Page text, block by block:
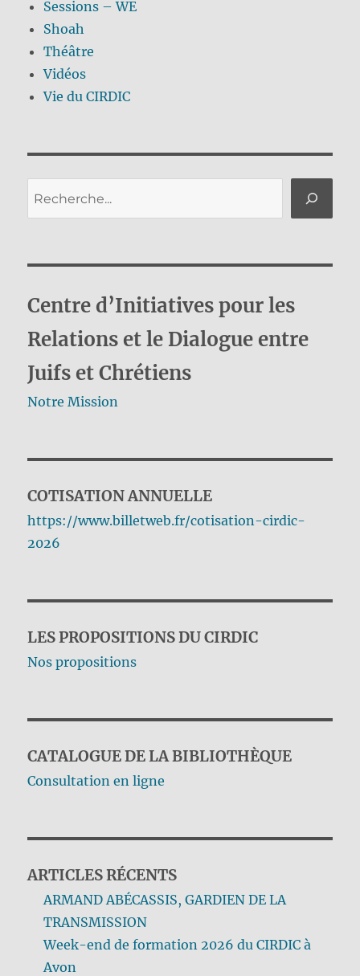
Sessions – WE
Shoah
Théâtre
Vidéos
Vie du CIRDIC
Centre d’Initiatives pour les
Relations et le Dialogue entre
Juifs et Chrétiens
Notre Mission
COTISATION ANNUELLE
https://www.billetweb.fr/cotisation-cirdic-
2026
LES PROPOSITIONS DU CIRDIC
Nos propositions
CATALOGUE DE LA BIBLIOTHÈQUE
Consultation en ligne
ARTICLES RÉCENTS
ARMAND ABÉCASSIS, GARDIEN DE LA
TRANSMISSION
Week-end de formation 2026 du CIRDIC à
Avon